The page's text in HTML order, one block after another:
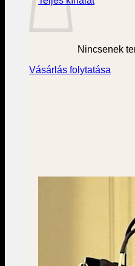
Nincsenek
Vásárlás folytatása